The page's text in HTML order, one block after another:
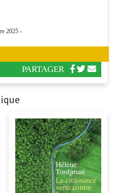
2025 -
PARTAGER